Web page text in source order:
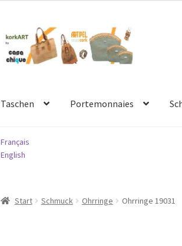
Navigation
springen
zum
Inhalt
Taschen Portemonnaies
Français
English
Start Schmuck Ohrringe Ohrringe 19031